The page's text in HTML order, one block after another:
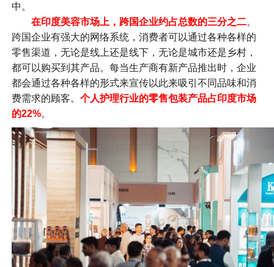
中。
在印度美容市场上，跨国企业约占总数的三分之二。
跨国企业有强大的网络系统，消费者可以通过各种各样的
零售渠道，无论是线上还是线下，无论是城市还是乡村，
都可以购买到其产品。每当生产商有新产品推出时，企业
都会通过各种各样的形式来宣传以此来吸引不同品味和消
费需求的顾客。 个人护理行业的零售包装产品占印度市场
的22%。